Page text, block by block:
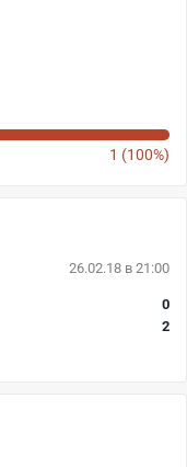
1 (100%)
26.02.18 в 21:00
0
2